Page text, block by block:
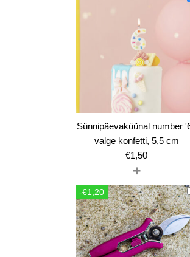
Sünnipäevaküünal number
valge konfetti, 5,5 cm
€1,50
+
-€1,20